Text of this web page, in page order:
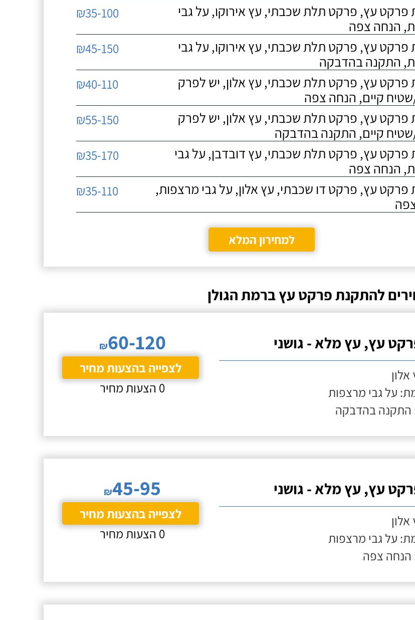
פרקט עץ, פרקט תלת שכבתי, עץ אירוקו, על גבי
הנחה צפה
₪35-100
פרקט עץ, פרקט תלת שכבתי, עץ אירוקו, על גבי
התקנה בהדבקה
₪45-150
פרקט עץ, פרקט תלת שכבתי, עץ אלון, יש לפרק
קיים, הנחה צפה
₪40-110
פרקט עץ, פרקט תלת שכבתי, עץ אלון, יש לפרק
קיים, התקנה בהדבקה
₪55-150
פרקט עץ, פרקט תלת שכבתי, עץ דובדבן, על גבי
הנחה צפה
₪35-170
עץ, פרקט דו שכבתי, עץ אלון, על גבי מרצפות,
₪35-110
למחירון המלא
להתקנת פרקט עץ ברמת הגולן
עץ, עץ מלא - גושני
על גבי מרצפות
התקנה בהדבקה
₪60-120
לצפייה בהצעות מחיר
0 הצעות מחיר
עץ, עץ מלא - גושני
על גבי מרצפות
הנחה צפה
₪45-95
לצפייה בהצעות מחיר
0 הצעות מחיר